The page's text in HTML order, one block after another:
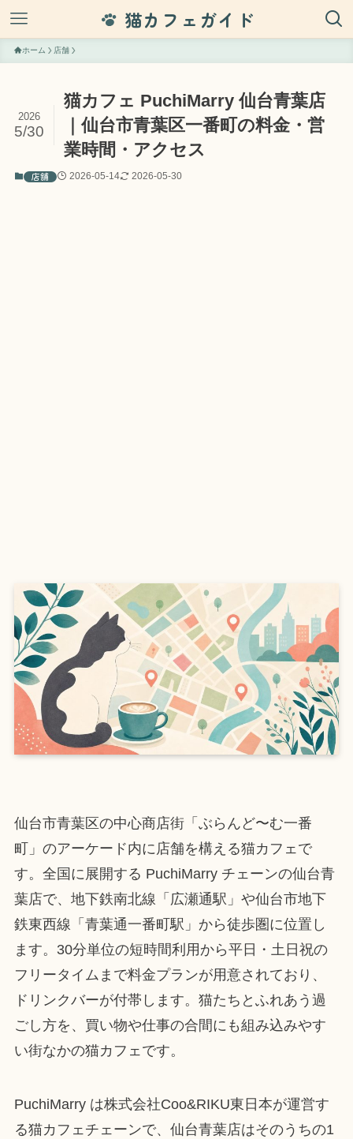
猫カフェガイド
ホーム 店舗
猫カフェ PuchiMarry 仙台青葉店
｜仙台市青葉区一番町の料金・営
業時間・アクセス
2026
5/30
店舗 2026-05-14 2026-05-30
仙台市青葉区の中心商店街「ぶらんど〜む一番
町」のアーケード内に店舗を構える猫カフェで
す。全国に展開する PuchiMarry チェーンの仙台青
葉店で、地下鉄南北線「広瀬通駅」や仙台市地下
鉄東西線「青葉通一番町駅」から徒歩圏に位置し
ます。30分単位の短時間利用から平日・土日祝の
フリータイムまで料金プランが用意されており、
ドリンクバーが付帯します。猫たちとふれあう過
ごし方を、買い物や仕事の合間にも組み込みやす
い街なかの猫カフェです。
PuchiMarry は株式会社Coo&RIKU東日本が運営す
る猫カフェチェーンで、仙台青葉店はそのうちの1